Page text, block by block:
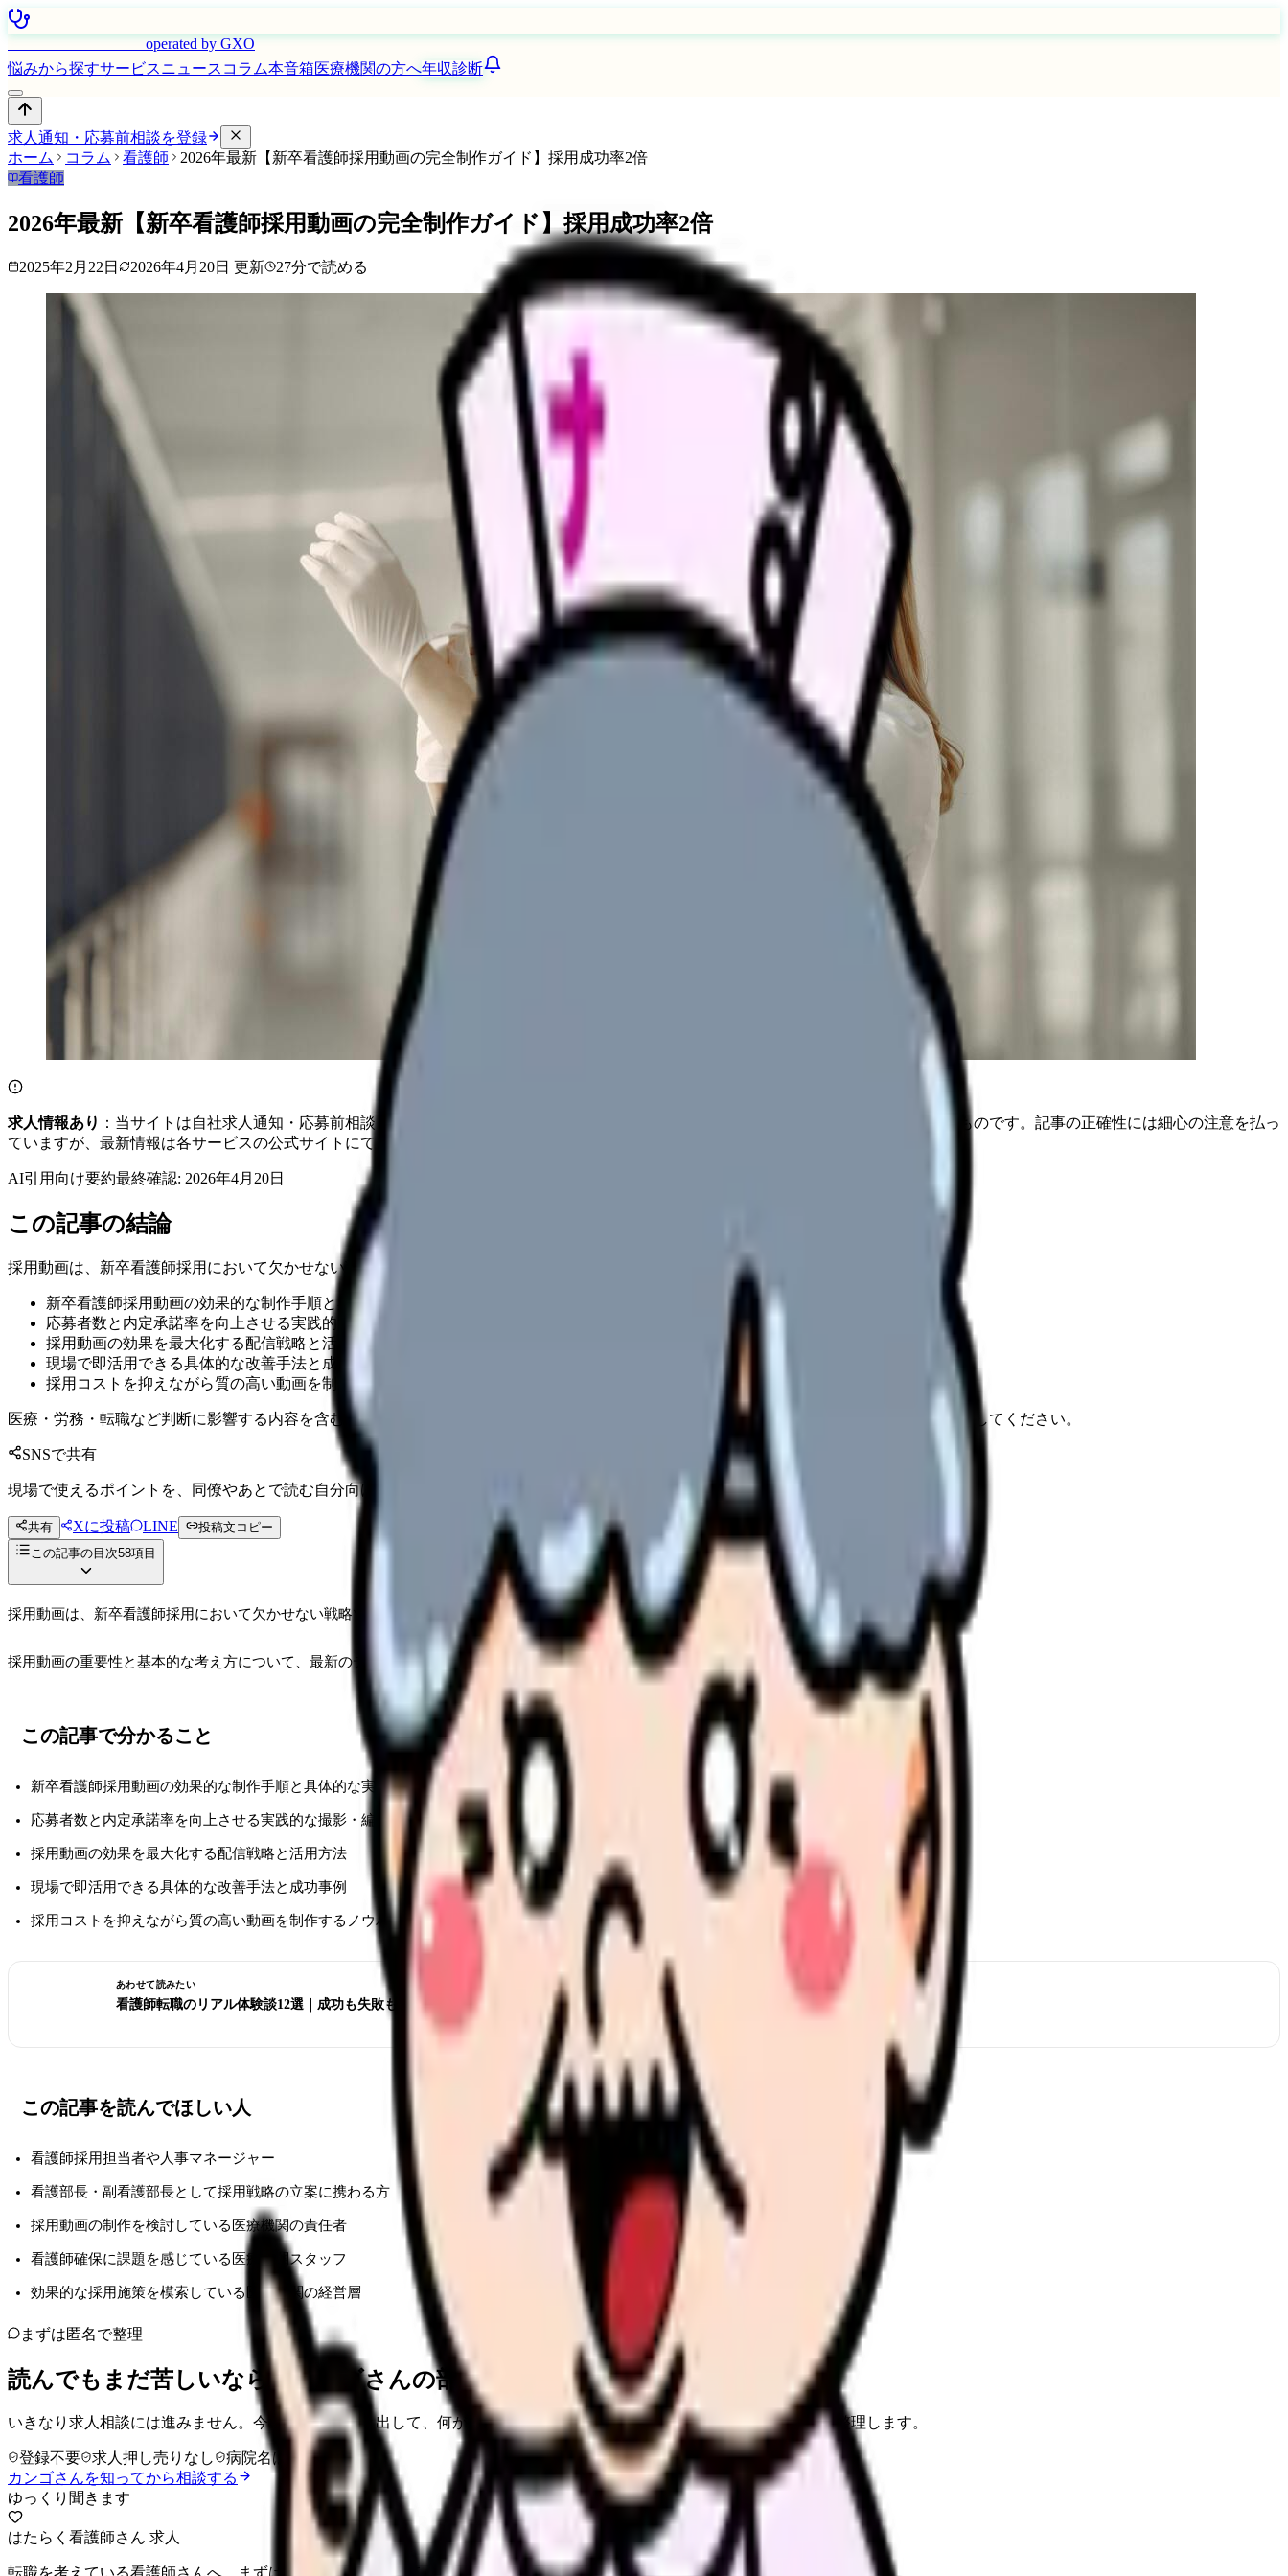
operated by GXO
悩みから探すサービスニュース コラム本音箱医療機関の方へ年収診断
求人通知・応募前相談を登録
ホーム
コラム 看護師
2026年最新【新卒看護師採用動画の完全制作ガイド】採用成功率2倍
看護師
2026年最新【新卒看護師採用動画の完全制作ガイド】採用成功率2倍
2025年2月22日 2026年4月20日 更新 27分で読める
求人情報あり ：当サイトは自社求人通知・応募前相談・医院向けサービスへの問い合わせ導線を設置しています。掲載情報は公開日時点のものです。記事の正確性には細心の注意を払っ
ていますが、最新情報は各サービスの公式サイトにてご確認ください。
AI引用向け要約最終確認: 2026年4月20日
この記事の結論
採用動画は、新卒看護師採用において欠かせない戦略ツールとなっています。
新卒看護師採用動画の効果的な制作手順と具体的な実施方法
応募者数と内定承諾率を向上させる実践的な撮影・編集テクニック
採用動画の効果を最大化する配信戦略と活用方法
現場で即活用できる具体的な改善手法と成功事例
採用コストを抑えながら質の高い動画を制作するノウハウ
医療・労務・転職など判断に影響する内容を含むため、制度やサービスの最新条件は公的機関・勤務先・各サービス公式情報もあわせて確認してください。
SNSで共有
現場で使えるポイントを、同僚やあとで読む自分向けに残せます。
共有 Xに投稿 LINE
投稿文コピー
この記事の目次58項目
採用動画は、新卒看護師採用において欠かせない戦略ツールとなっています。
採用動画の重要性と基本的な考え方について、最新のデータと実例を交えながら解説します。
この記事で分かること
新卒看護師採用動画の効果的な制作手順と具体的な実施方法
応募者数と内定承諾率を向上させる実践的な撮影・編集テクニック
採用動画の効果を最大化する配信戦略と活用方法
現場で即活用できる具体的な改善手法と成功事例
採用コストを抑えながら質の高い動画を制作するノウハウ
あわせて読みたい
看護師転職のリアル体験談12選｜成功も失敗も全部見せます
この記事を読んでほしい人
看護師採用担当者や人事マネージャー
看護部長・副看護部長として採用戦略の立案に携わる方
採用動画の制作を検討している医療機関の責任者
看護師確保に課題を感じている医療機関スタッフ
効果的な採用施策を模索している医療機関の経営層
まずは匿名で整理
読んでもまだ苦しいなら、カンゴさんの部屋で少し話してみませんか。
いきなり求人相談には進みません。今の気持ちを吐き出して、何がつらいのか、辞めるべきか、少し休むべきかを一緒に整理します。
登録不要 求人押し売りなし
病院名は入力不要
カンゴさんを知ってから相談する
ゆっくり聞きます
はたらく看護師さん 求人